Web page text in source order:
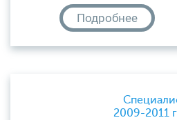
Подробнее
2009-2011